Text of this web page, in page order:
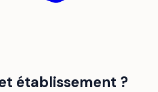
établissement ?